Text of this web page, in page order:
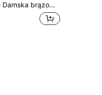
z ekoskóry PU z długim rękawem i zamkiem z przodu